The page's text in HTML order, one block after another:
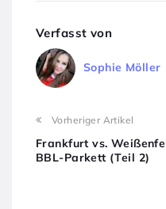
Verfasst von
Sophie Möller
Vorheriger Artikel
Frankfurt vs.
BBL-Parkett (Teil 2)